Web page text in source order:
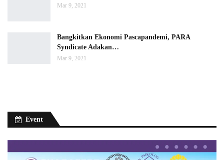
Mar 9, 2021
Bangkitkan Ekonomi Pascapandemi, PARA
Syndicate Adakan…
Mar 9, 2021
Event